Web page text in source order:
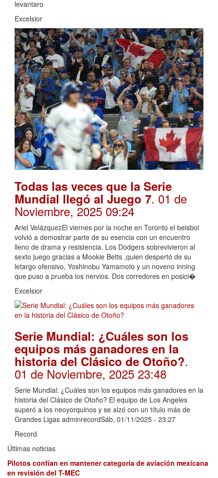
levantaro
Excelsior
Todas las veces que la Serie
Mundial llegó al Juego 7. 01 de
Noviembre, 2025 09:24
Ariel VelázquezEl viernes por la noche en Toronto el beisbol
volvió a demostrar parte de su esencia con un encuentro
lleno de drama y resistencia. Los Dodgers sobrevivieron al
sexto juego gracias a Mookie Betts ,quien despertó de su
letargo ofensivo, Yoshinobu Yamamoto y un noveno inning
que puso a prueba los nervios. Dos corredores en posici�
Excelsior
Serie Mundial: ¿Cuáles son los
equipos más ganadores en la
historia del Clásico de Otoño?.
01 de Noviembre, 2025 23:48
Serie Mundial: ¿Cuáles son los equipos más ganadores en la
historia del Clásico de Otoño? El equipo de Los Angeles
superó a los neoyorquinos y se alzó con un título más de
Grandes Ligas adminrecordSáb, 01/11/2025 - 23:27
Record
Últimas noticias
Pilotos confían en mantener categoría de aviación mexicana
en revisión del T-MEC